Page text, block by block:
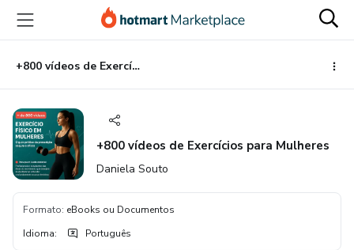
para
conteúdo
principal
para
pagamento
para
rodapé
+800 vídeos de Exercícios para Mulheres
+800 vídeos de Exercícios para Mulheres
Daniela Souto
Formato: eBooks ou Documentos
Idioma: Português